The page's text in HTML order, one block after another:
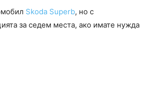
Skoda Superb, но с
за седем места, ако имате нужда